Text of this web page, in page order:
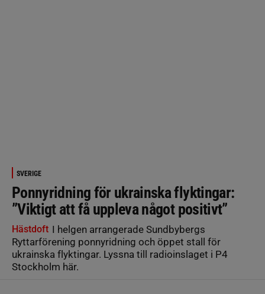
SVERIGE
Ponnyridning för ukrainska flyktingar:
”Viktigt att få uppleva något positivt”
Hästdoft I helgen arrangerade Sundbybergs
Ryttarförening ponnyridning och öppet stall för
ukrainska flyktingar. Lyssna till radioinslaget i P4
Stockholm här.